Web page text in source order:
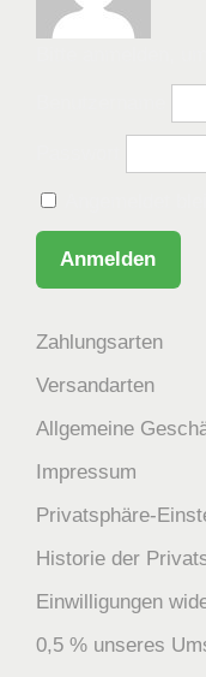
Zahlungsarten
Versandarten
Allgemeine
Impressum
Privatsphäre-
Historie der
Einwilligungen
0,5 % unseres